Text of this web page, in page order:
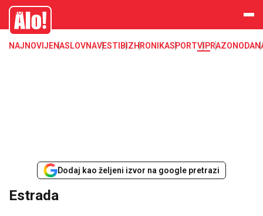
Estrada, poznati, VIP
Alo
NAJNOVIJENASLOVNAVESTI BIZHRONIKASPORTVIPRAZONODA
Dodaj kao željeni izvor na google pretrazi
Estrada